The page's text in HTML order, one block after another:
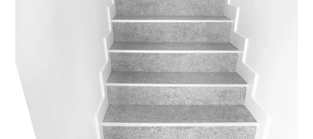
Glasweefselbehang:
Mooi